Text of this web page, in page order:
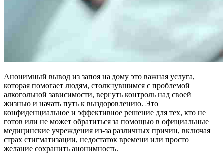
Анонимный вывод из запоя на дому это важная услуга,
которая помогает людям, столкнувшимся с проблемой
алкогольной зависимости, вернуть контроль над своей
жизнью и начать путь к выздоровлению. Это
конфиденциальное и эффективное решение для тех, кто не
готов или не может обратиться за помощью в официальные
медицинские учреждения из-за различных причин, включая
страх стигматизации, недостаток времени или просто
желание сохранить анонимность.